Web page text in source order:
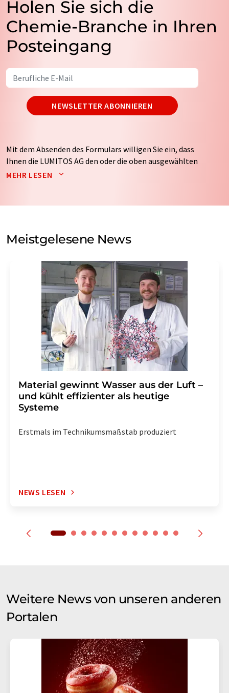
Holen Sie sich die
Chemie-Branche in Ihren
Posteingang
NEWSLETTER ABONNIEREN
Mit dem Absenden des Formulars willigen Sie ein, dass
Ihnen die LUMITOS AG den oder die oben ausgewählten
Newsletter per E-Mail zusendet. Ihre Daten werden
auf Basis unsererDatenschutzerklärung. LUMITOS darf
Meinungsforschung per E-Mail kontaktieren. Ihre
Einwilligung können Sie jederzeit ohne Angabe von
Str. 2, 12489 Berlin oder per E-Mail unter
widerruf@lumitos.commit Wirkung für die Zukunft
widerrufen. Zudem ist in jeder E-Mail ein Link zur
Abbestellung des entsprechenden Newsletters
enthalten.
MEHR LESEN
Meistgelesene News
Material gewinnt Wasser aus der Luft –
und kühlt effizienter als heutige
Systeme
Erstmals im Technikumsmaßstab produziert
NEWS LESEN
Weitere News von unseren anderen
Portalen